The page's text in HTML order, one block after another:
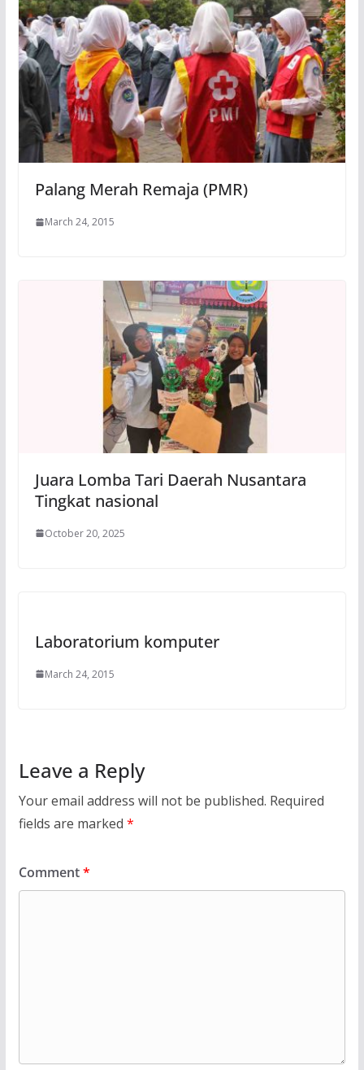
Palang Merah Remaja (PMR)
March 24, 2015
Juara Lomba Tari Daerah Nusantara
Tingkat nasional
October 20, 2025
Laboratorium komputer
March 24, 2015
Leave a Reply
Your email address will not be published. Required
fields are marked *
Comment*